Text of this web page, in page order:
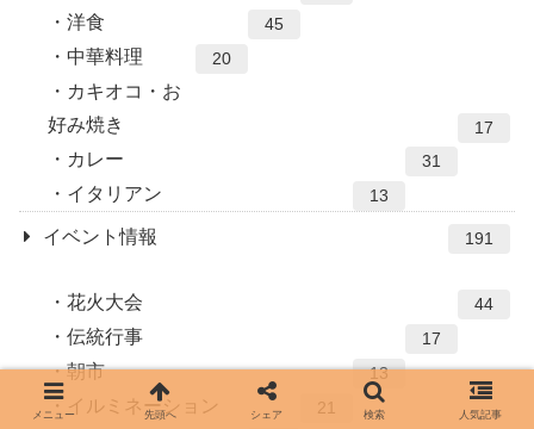
洋食 45
中華料理 20
カキオコ・お
好み焼き
17
カレー 31
イタリアン 13
イベント情報 191
花火大会 44
伝統行事 17
朝市 13
イルミネーション 21
メニュー 先頭へ シェア 検索 人気記事